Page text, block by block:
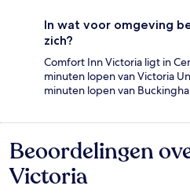
In wat voor omgeving
zich?
Comfort Inn Victoria ligt in
minuten lopen van Victoria
minuten lopen van
Beoordelingen
Beoordelingen
Victoria